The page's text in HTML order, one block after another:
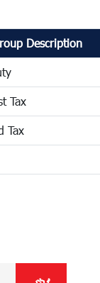
Description
Tax
Tax